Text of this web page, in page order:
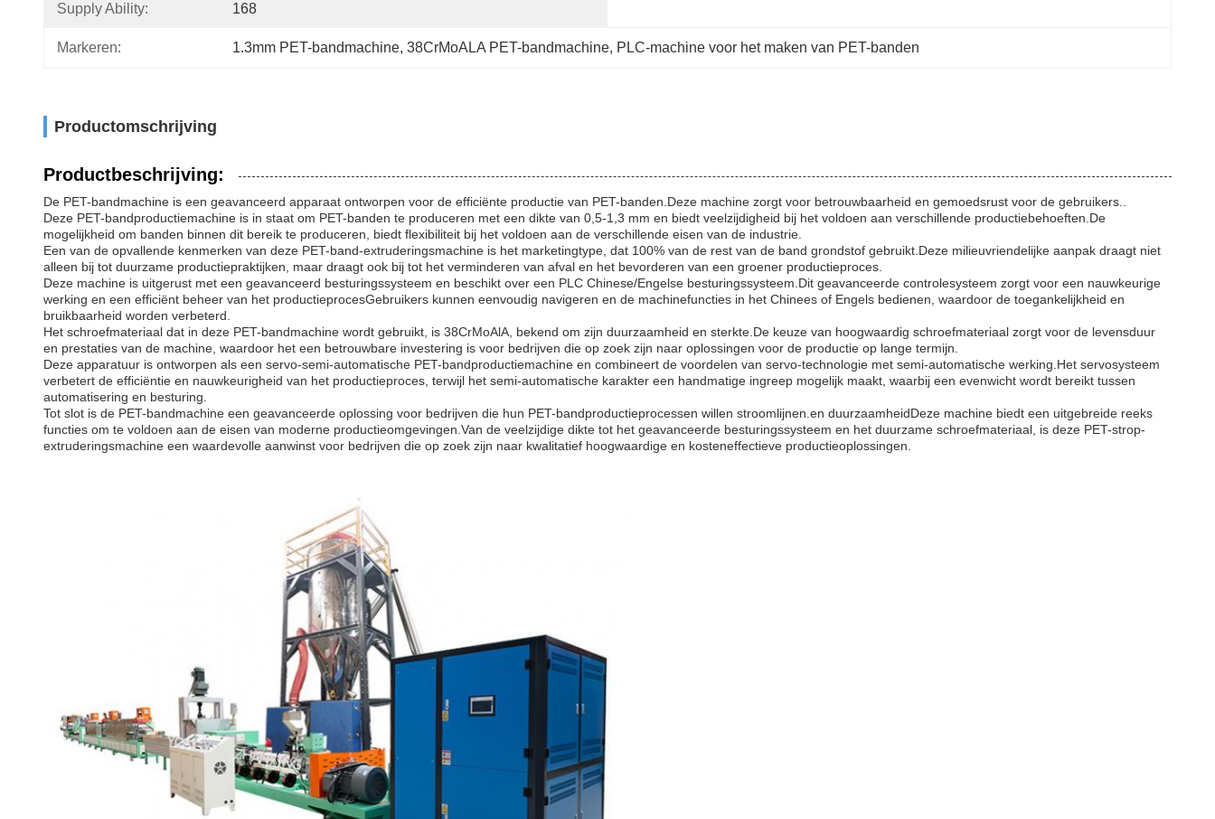
Supply Ability: 168
Markeren: 1.3mm PET-bandmachine, 38CrMoALA PET-bandmachine, PLC-machine voor het maken van PET-banden
Productomschrijving
Productbeschrijving:
De PET-bandmachine is een geavanceerd apparaat ontworpen voor de efficiënte productie van PET-banden.Deze machine zorgt voor betrouwbaarheid en gemoedsrust voor de gebruikers..
Deze PET-bandproductiemachine is in staat om PET-banden te produceren met een dikte van 0,5-1,3 mm en biedt veelzijdigheid bij het voldoen aan verschillende productiebehoeften.De
mogelijkheid om banden binnen dit bereik te produceren, biedt flexibiliteit bij het voldoen aan de verschillende eisen van de industrie.
Een van de opvallende kenmerken van deze PET-band-extruderingsmachine is het marketingtype, dat 100% van de rest van de band grondstof gebruikt.Deze milieuvriendelijke aanpak draagt niet
alleen bij tot duurzame productiepraktijken, maar draagt ook bij tot het verminderen van afval en het bevorderen van een groener productieproces.
Deze machine is uitgerust met een geavanceerd besturingssysteem en beschikt over een PLC Chinese/Engelse besturingssysteem.Dit geavanceerde controlesysteem zorgt voor een nauwkeurige
werking en een efficiënt beheer van het productieprocesGebruikers kunnen eenvoudig navigeren en de machinefuncties in het Chinees of Engels bedienen, waardoor de toegankelijkheid en
bruikbaarheid worden verbeterd.
Het schroefmateriaal dat in deze PET-bandmachine wordt gebruikt, is 38CrMoAlA, bekend om zijn duurzaamheid en sterkte.De keuze van hoogwaardig schroefmateriaal zorgt voor de levensduur
en prestaties van de machine, waardoor het een betrouwbare investering is voor bedrijven die op zoek zijn naar oplossingen voor de productie op lange termijn.
Deze apparatuur is ontworpen als een servo-semi-automatische PET-bandproductiemachine en combineert de voordelen van servo-technologie met semi-automatische werking.Het servosysteem
verbetert de efficiëntie en nauwkeurigheid van het productieproces, terwijl het semi-automatische karakter een handmatige ingreep mogelijk maakt, waarbij een evenwicht wordt bereikt tussen
automatisering en besturing.
Tot slot is de PET-bandmachine een geavanceerde oplossing voor bedrijven die hun PET-bandproductieprocessen willen stroomlijnen.en duurzaamheidDeze machine biedt een uitgebreide reeks
functies om te voldoen aan de eisen van moderne productieomgevingen.Van de veelzijdige dikte tot het geavanceerde besturingssysteem en het duurzame schroefmateriaal, is deze PET-strop-
extruderingsmachine een waardevolle aanwinst voor bedrijven die op zoek zijn naar kwalitatief hoogwaardige en kosteneffectieve productieoplossingen.